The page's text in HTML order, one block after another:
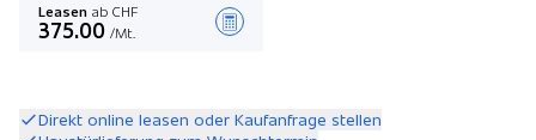
Leasen ab CHF
375.00 /Mt.
Direkt online leasen oder Kaufanfrage stellen